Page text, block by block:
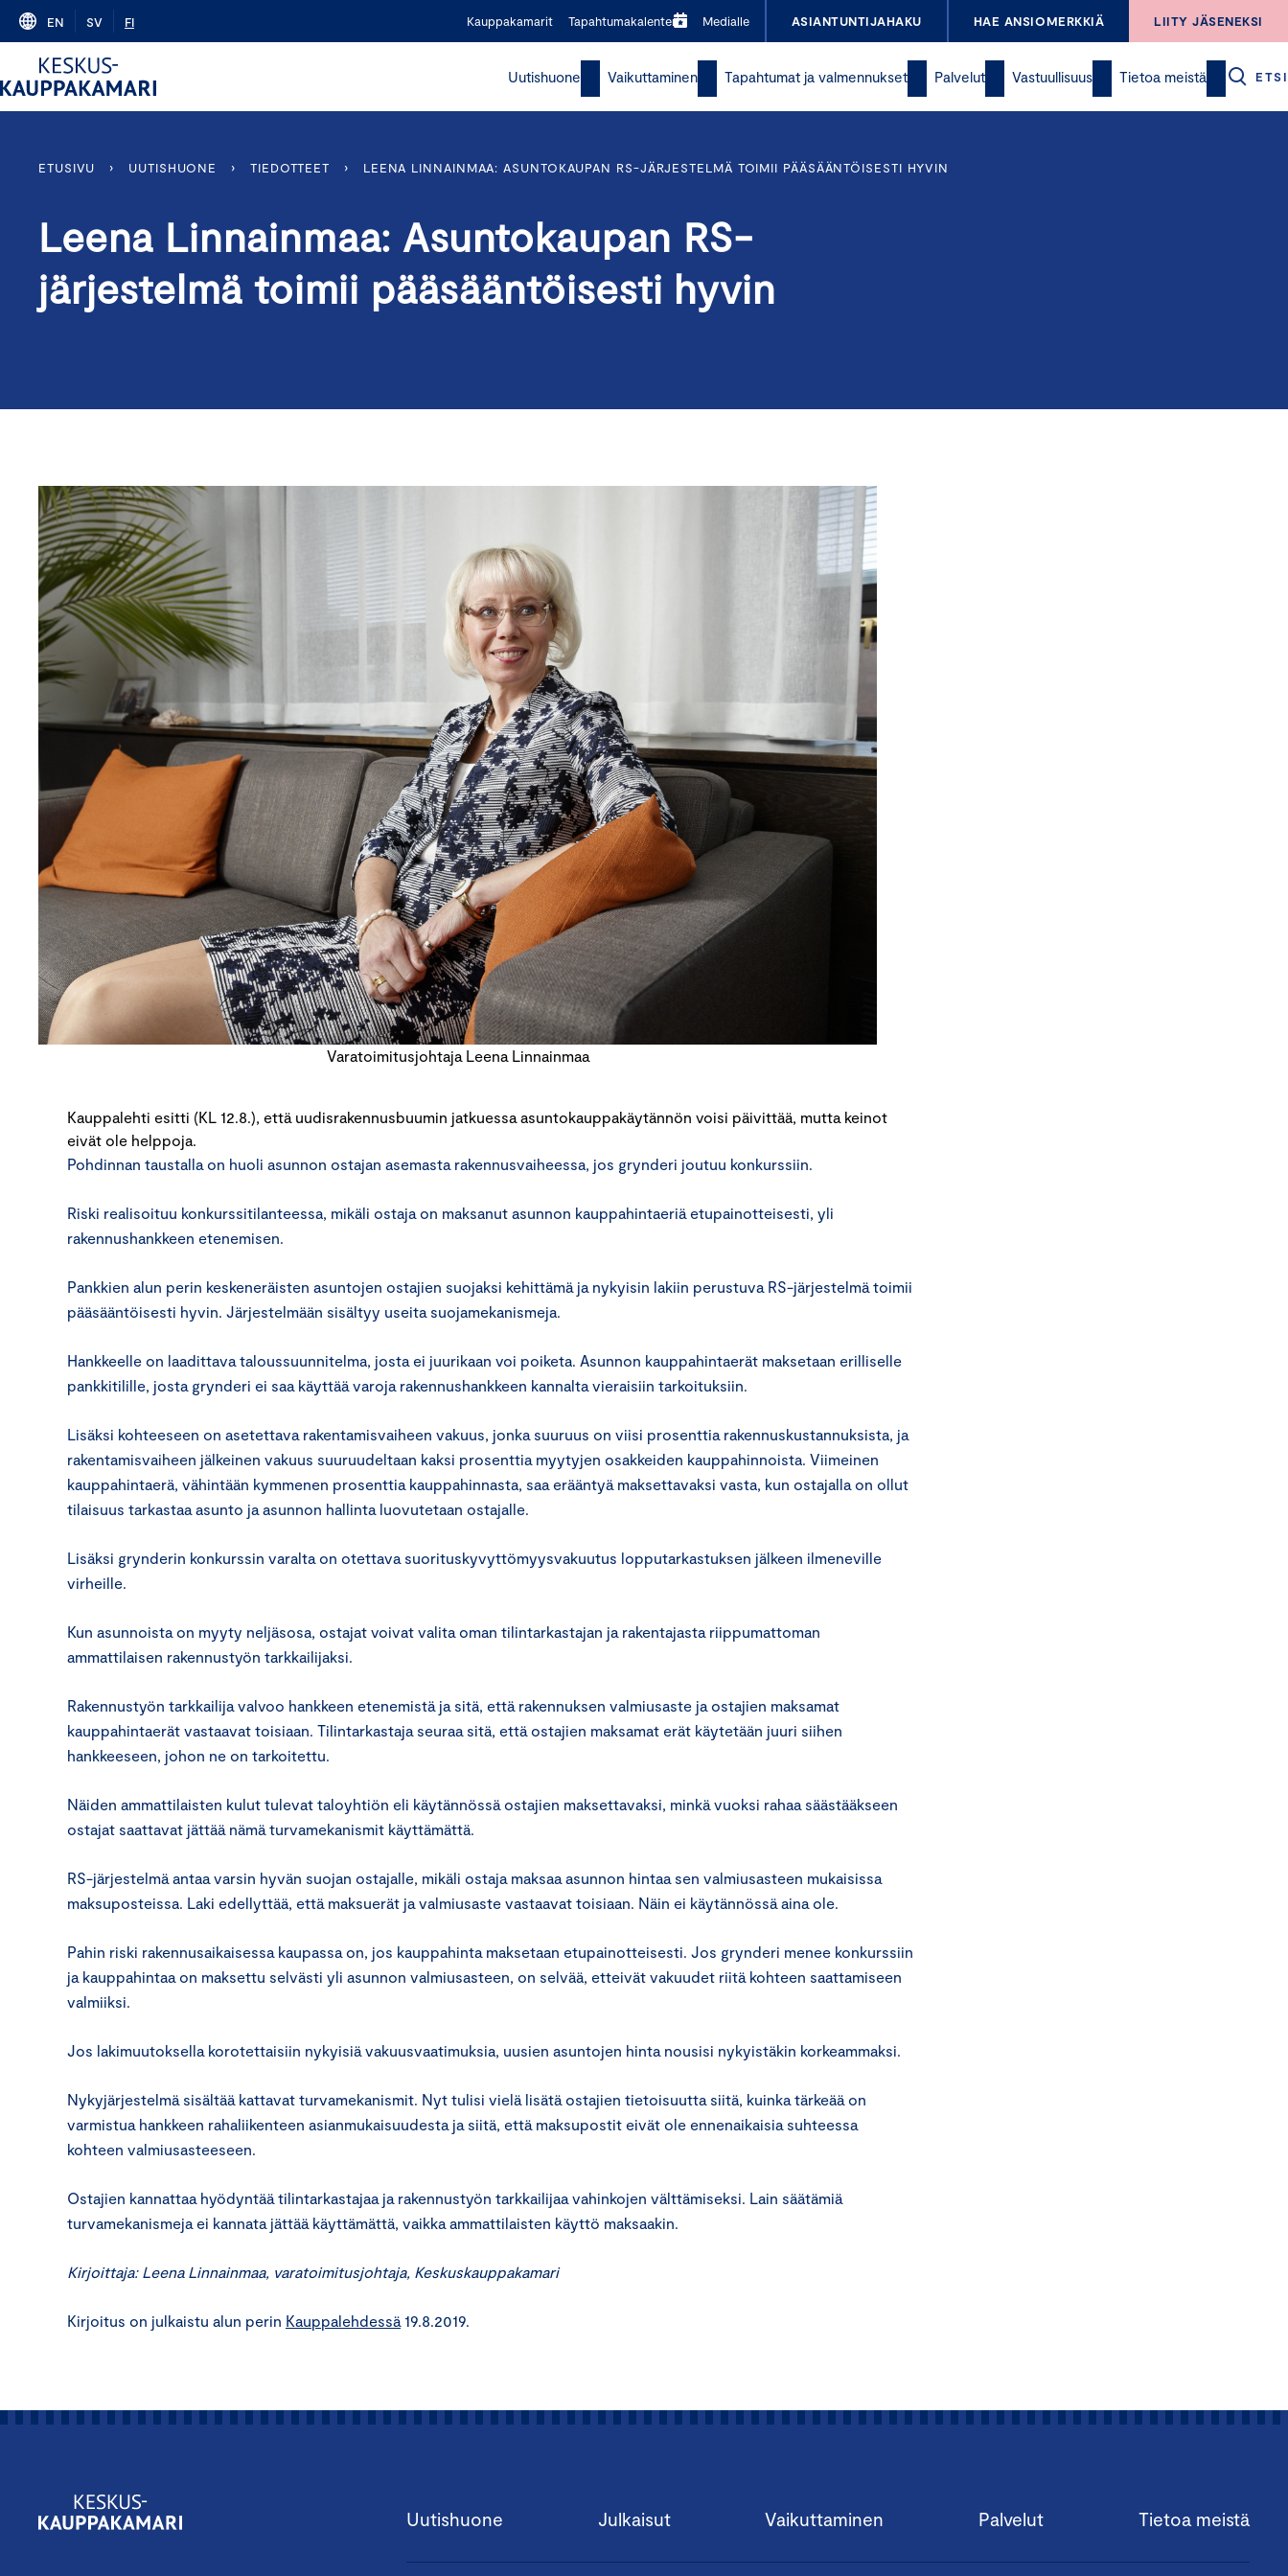
Skip
content
EN SV FI Kauppakamarit Tapahtumakalenteri Medialle ASIANTUNTIJAHAKU HAE ANSIOMERKKIÄ LIITY JÄSENEKSI
Uutishuone Vaikuttaminen Tapahtumat ja valmennukset Palvelut Vastuullisuus Tietoa meistä ETSI
ETUSIVU › UUTISHUONE › TIEDOTTEET › LEENA LINNAINMAA: ASUNTOKAUPAN RS-JÄRJESTELMÄ TOIMII PÄÄSÄÄNTÖISESTI HYVIN
Leena Linnainmaa: Asuntokaupan RS-
järjestelmä toimii pääsääntöisesti hyvin
Varatoimitusjohtaja Leena Linnainmaa
Kauppalehti esitti (KL 12.8.), että uudisrakennusbuumin jatkuessa asuntokauppakäytännön voisi päivittää, mutta keinot
eivät ole helppoja.
Pohdinnan taustalla on huoli asunnon ostajan asemasta rakennusvaiheessa, jos grynderi joutuu konkurssiin.
Riski realisoituu konkurssitilanteessa, mikäli ostaja on maksanut asunnon kauppahinta­eriä etupainotteisesti, yli
rakennushankkeen etenemisen.
Pankkien alun perin keskeneräisten asuntojen ostajien suojaksi kehittämä ja nykyisin lakiin perustuva RS-järjestelmä toimii
pääsääntöisesti hyvin. Järjestelmään sisältyy useita suojamekanismeja.
Hankkeelle on laadittava taloussuunnitelma, josta ei juurikaan voi poiketa. Asunnon kauppahintaerät maksetaan erilliselle
pankkitilille, josta grynderi ei saa käyttää varoja rakennushankkeen kannalta vieraisiin tarkoituksiin.
Lisäksi kohteeseen on asetettava rakentamisvaiheen vakuus, jonka suuruus on viisi prosenttia rakennuskustannuksista, ja
rakentamisvaiheen jälkeinen vakuus suuruudeltaan kaksi prosenttia myytyjen osakkeiden kauppahinnoista. Viimeinen
kauppahintaerä, vähintään kymmenen prosenttia kauppahinnasta, saa erääntyä maksettavaksi vasta, kun ostajalla on ollut
tilaisuus tarkastaa asunto ja asunnon hallinta luovutetaan ostajalle.
Lisäksi grynderin konkurssin varalta on otettava suorituskyvyttömyysvakuutus lopputarkastuksen jälkeen ilmeneville
virheille.
Kun asunnoista on myyty neljäs­osa, ostajat voivat valita oman tilintarkastajan ja rakentajasta riippumattoman
ammattilaisen rakennustyön tarkkailijaksi.
Rakennustyön tarkkailija valvoo hankkeen etenemistä ja sitä, että rakennuksen valmiusaste ja osta­jien maksamat
kauppahintaerät vastaavat toisiaan. Tilintarkastaja seuraa sitä, että ostajien maksamat erät käytetään juuri siihen
hankkeeseen, johon ne on tarkoitettu.
Näiden ammattilaisten kulut tulevat taloyhtiön eli käytännössä ostajien maksettavaksi, minkä vuoksi rahaa säästääkseen
ostajat saattavat jättää nämä turvamekanismit käyttämättä.
RS-järjestelmä antaa varsin hyvän suojan ostajalle, mikäli ostaja maksaa asunnon hintaa sen valmiusasteen mukaisissa
maksuposteissa. Laki edellyttää, että maksuerät ja valmiusaste vastaavat toisiaan. Näin ei käytännössä aina ole.
Pahin riski rakennusaikaisessa kaupassa on, jos kauppahinta maksetaan etupainotteisesti. Jos grynderi menee konkurssiin
ja kauppahintaa on maksettu selvästi yli asunnon valmiusasteen, on selvää, etteivät vakuudet riitä kohteen saattamiseen
valmiiksi.
Jos lakimuutoksella korotettaisiin nykyisiä vakuusvaatimuksia, uusien asuntojen hinta nousisi nykyistäkin korkeammaksi.
Nykyjärjestelmä sisältää kattavat turvamekanismit. Nyt tulisi vielä lisätä ostajien tietoisuutta siitä, kuinka tärkeää on
varmistua hankkeen rahaliikenteen asianmukaisuudesta ja siitä, että maksupostit eivät ole ennenaikaisia suhteessa
kohteen valmiusasteeseen.
Ostajien kannattaa hyödyntää tilintarkastajaa ja rakennustyön tarkkailijaa vahinkojen välttämiseksi. Lain säätämiä
turvamekanismeja ei kannata jättää käyttämättä, vaikka ammattilaisten käyttö maksaakin.
Kirjoittaja: Leena Linnainmaa, varatoimitusjohtaja, Keskuskauppakamari
Kirjoitus on julkaistu alun perin Kauppalehdessä 19.8.2019.
Uutishuone Julkaisut Vaikuttaminen Palvelut Tietoa meistä